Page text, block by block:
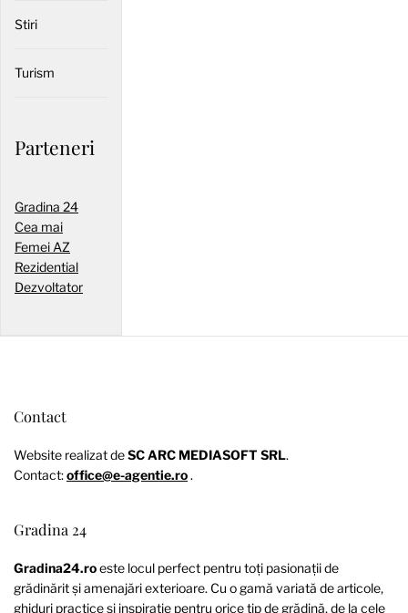
Stiri
Turism
Parteneri
Gradina 24
Cea mai
Femei AZ
Rezidential
Dezvoltator
Contact
Website realizat deSC ARC MEDIASOFT SRL.
Contact:office@e-agentie.ro.
Gradina 24
Gradina24.roeste locul perfect pentru toți pasionații de
grădinărit și amenajări exterioare. Cu o gamă variată de articole,
ghiduri practice și inspirație pentru orice tip de grădină, de la cele